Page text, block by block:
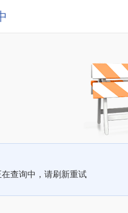
在查询中，请刷新重试